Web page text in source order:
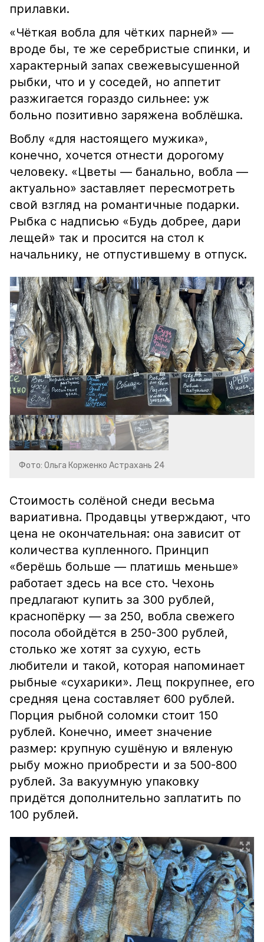
прилавки.
«Чёткая вобла для чётких парней» —
вроде бы, те же серебристые спинки, и
характерный запах свежевысушенной
рыбки, что и у соседей, но аппетит
разжигается гораздо сильнее: уж
больно позитивно заряжена воблёшка.
Воблу «для настоящего мужика»,
конечно, хочется отнести дорогому
человеку. «Цветы — банально, вобла —
актуально» заставляет пересмотреть
свой взгляд на романтичные подарки.
Рыбка с надписью «Будь добрее, дари
лещей» так и просится на стол к
начальнику, не отпустившему в отпуск.
Фото: Ольга Корженко Астрахань 24
Стоимость солёной снеди весьма
вариативна. Продавцы утверждают, что
цена не окончательная: она зависит от
количества купленного. Принцип
«берёшь больше — платишь меньше»
работает здесь на все сто. Чехонь
предлагают купить за 300 рублей,
краснопёрку — за 250, вобла свежего
посола обойдётся в 250-300 рублей,
столько же хотят за сухую, есть
любители и такой, которая напоминает
рыбные «сухарики». Лещ покрупнее, его
средняя цена составляет 600 рублей.
Порция рыбной соломки стоит 150
рублей. Конечно, имеет значение
размер: крупную сушёную и вяленую
рыбу можно приобрести и за 500-800
рублей. За вакуумную упаковку
придётся дополнительно заплатить по
100 рублей.